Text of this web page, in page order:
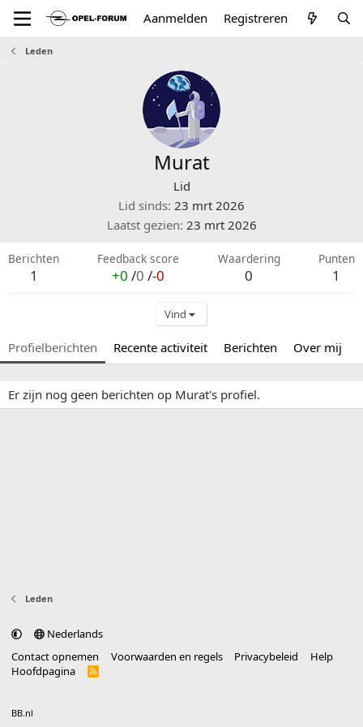
Aanmelden Registreren
Leden
Murat
Lid
Lid sinds 23 mrt 2026
Laatst gezien 23 mrt 2026
Berichten
1
Feedback score
+0 /0 /-0
Waardering
0
Punten
1
Vind
Profielberichten Recente activiteit Berichten Over mij
Er zijn nog geen berichten op Murat's profiel.
Leden
Nederlands
Contact opnemen
Voorwaarden en regels Privacybeleid
Help
Hoofdpagina
R
BB.nl